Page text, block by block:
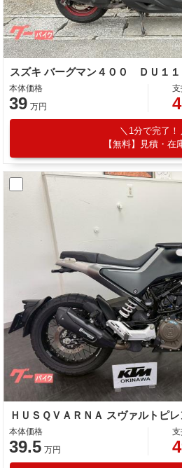
本体価格
39 万円
支
1分で完了！
【無料】見積・在
ＨＵＳＱＶＡＲＮＡ スヴァルトピ
本体価格
39.5 万円
支